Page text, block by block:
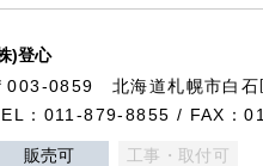
)登心
003-0859 北海道札幌市白石
：011-879-8855 / FAX：
販売可 工事・取付可